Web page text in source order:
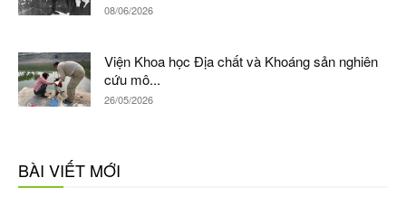
08/06/2026
Viện Khoa học Địa chất và Khoáng sản nghiên
cứu mô...
26/05/2026
BÀI VIẾT MỚI